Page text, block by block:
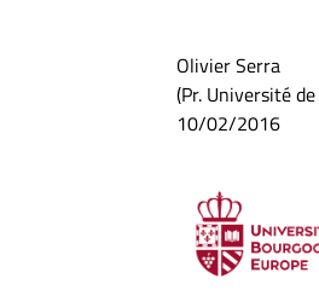
Olivier Serra
(Pr. Université
10/02/2016